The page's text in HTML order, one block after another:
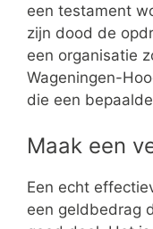
een testament
zijn dood de
een organisatie
Wageningen-
die een
Maak een
Een echt
een geldbedrag